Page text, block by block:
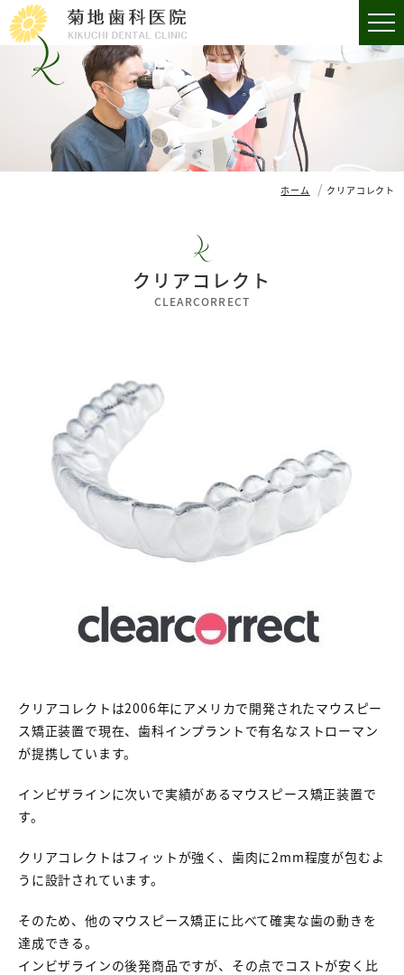
ホーム クリアコレクト
クリアコレクト
CLEARCORRECT
クリアコレクトは2006年にアメリカで開発されたマウスピー
ス矯正装置で現在、歯科インプラントで有名なストローマン
が提携しています。
インビザラインに次いで実績があるマウスピース矯正装置で
す。
クリアコレクトはフィットが強く、歯肉に2mm程度が包むよ
うに設計されています。
そのため、他のマウスピース矯正に比べて確実な歯の動きを
達成できる。
インビザラインの後発商品ですが、その点でコストが安く比